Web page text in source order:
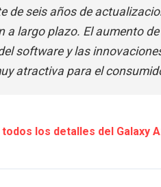
de seis años de
a largo plazo. El aumento
software y las
atractiva para el
los detalles del Galaxy